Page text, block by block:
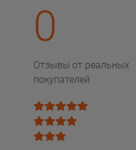
0
Отзывы от реальных
покупателей